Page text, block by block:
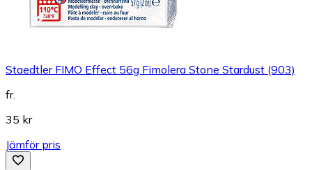
Staedtler FIMO Effect 56g Fimolera Stone Stardust (903)
fr.
35 kr
Jämför pris